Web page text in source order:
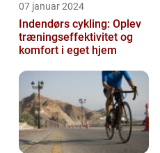
07 januar 2024
Indendørs cykling: Oplev
træningseffektivitet og
komfort i eget hjem